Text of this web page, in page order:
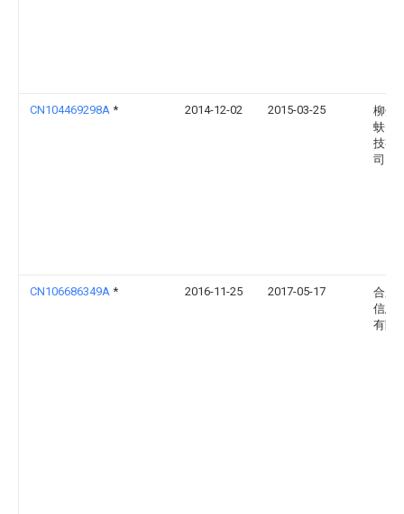
CN104469298A * 2014-12-02 2015-03-25
柳州
蚨电
技有
司
CN106686349A * 2016-11-25 2017-05-17
合肥
信息
有限